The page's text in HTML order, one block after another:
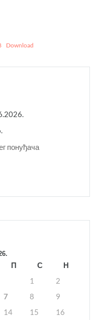
Download
понуђача
П С
Н
1
2
7 8
9
14 15
16